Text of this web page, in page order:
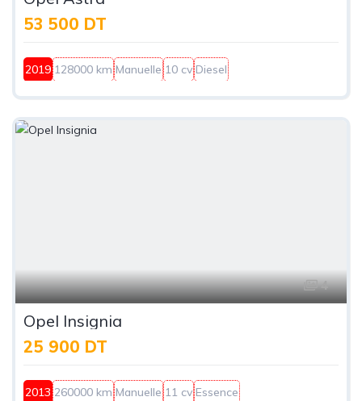
53 500 DT
2019 128000 km Manuelle 10 cv Diesel
4
Opel Insignia
25 900 DT
2013 260000 km Manuelle 11 cv Essence